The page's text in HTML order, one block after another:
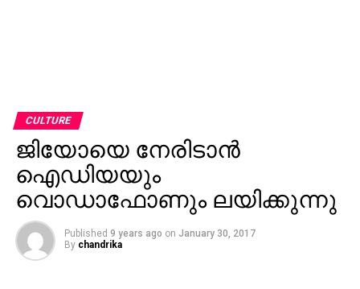
CULTURE
ജിയോയെ നേരിടാന്‍
ഐഡിയയും
വൊഡാഫോണും ലയിക്കുന്നു
Published 9 years ago on January 30, 2017
By chandrika